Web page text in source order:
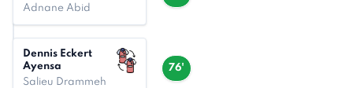
Adnane Abid
76'
Dennis Eckert
Ayensa
Salieu Drammeh